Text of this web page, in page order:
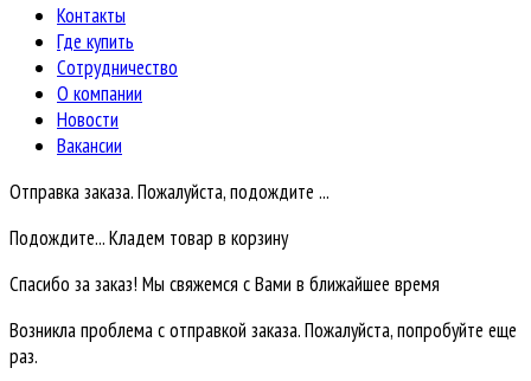
Контакты
Где купить
Сотрудничество
О компании
Новости
Вакансии
Отправка заказа. Пожалуйста, подождите ...
Подождите... Кладем товар в корзину
Спасибо за заказ! Мы свяжемся с Вами в ближайшее время
Возникла проблема с отправкой заказа. Пожалуйста, попробуйте еще
раз.